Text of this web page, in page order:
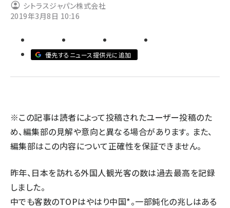
ai (2820)
note (2322)
llmo (1167)
シトラスジャパン株式会社
2019年3月8日 10:16
優先するニュース提供元に追加
※この記事は読者によって投稿されたユーザー投稿のた
め、編集部の見解や意向と異なる場合があります。 また、
編集部はこの内容について正確性を保証できません。
昨年、日本を訪れる外国人観光客の数は過去最高を記録
しました。
中でも客数のTOPはやはり中国*。一部鈍化の兆しはある